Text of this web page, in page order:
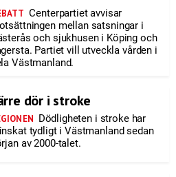
Centerpartiet avvisar
mellan satsningar i
och sjukhusen i Köping och
Partiet vill utveckla vården i
Västmanland.
dör i stroke
Dödligheten i stroke har
tydligt i Västmanland sedan
av 2000-talet.